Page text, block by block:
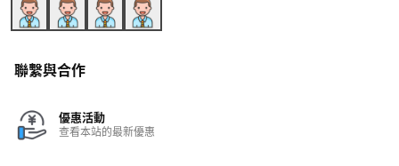
聯繫與合作
優惠活動
查看本站的最新優惠